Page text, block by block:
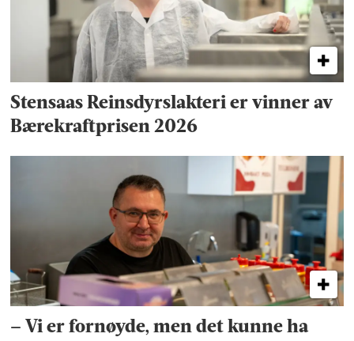
Stensaas Reinsdyrslakteri er vinner av
Bærekraftprisen 2026
– Vi er fornøyde, men det kunne ha